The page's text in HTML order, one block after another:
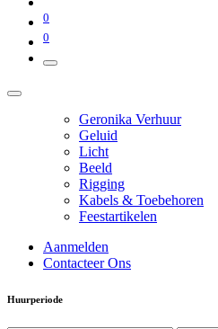
0
0
Geronika Verhuur
Geluid
Licht
Beeld
Rigging
Kabels & Toebehoren
Feestartikelen
Aanmelden
Contacteer Ons
Huurperiode